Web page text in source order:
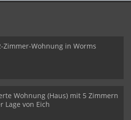
Zimmer-Wohnung in Worms
Wohnung (Haus) mit 5 Zimmern
Lage von Eich